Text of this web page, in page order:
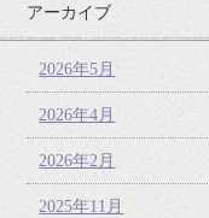
アーカイブ
2026年5月
2026年4月
2026年2月
2025年11月